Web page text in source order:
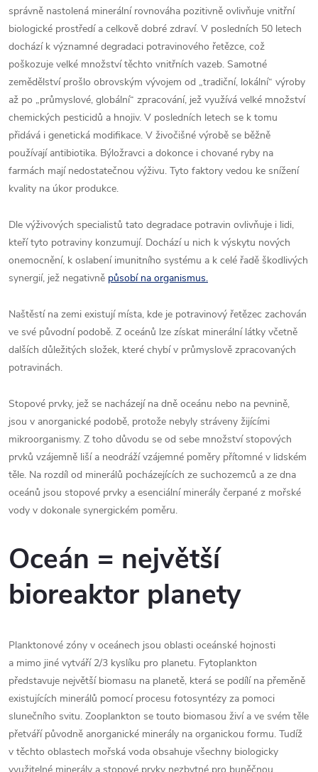
správně nastolená minerální rovnováha pozitivně ovlivňuje vnitřní
biologické prostředí a celkově dobré zdraví. V posledních 50 letech
dochází k významné degradaci potravinového řetězce, což
poškozuje velké množství těchto vnitřních vazeb. Samotné
zemědělství prošlo obrovským vývojem od „tradiční, lokální“ výroby
až po „průmyslové, globální“ zpracování, jež využívá velké množství
chemických pesticidů a hnojiv. V posledních letech se k tomu
přidává i genetická modifikace. V živočišné výrobě se běžně
používají antibiotika. Býložravci a dokonce i chované ryby na
farmách mají nedostatečnou výživu. Tyto faktory vedou ke snížení
kvality na úkor produkce.
Dle výživových specialistů tato degradace potravin ovlivňuje i lidi,
kteří tyto potraviny konzumují. Dochází u nich k výskytu nových
onemocnění, k oslabení imunitního systému a k celé řadě škodlivých
synergií, jež negativně působí na organismus.
Naštěstí na zemi existují místa, kde je potravinový řetězec zachován
ve své původní podobě. Z oceánů lze získat minerální látky včetně
dalších důležitých složek, které chybí v průmyslově zpracovaných
potravinách.
Stopové prvky, jež se nacházejí na dně oceánu nebo na pevnině,
jsou v anorganické podobě, protože nebyly stráveny žijícími
mikroorganismy. Z toho důvodu se od sebe množství stopových
prvků vzájemně liší a neodráží vzájemné poměry přítomné v lidském
těle. Na rozdíl od minerálů pocházejících ze suchozemců a ze dna
oceánů jsou stopové prvky a esenciální minerály čerpané z mořské
vody v dokonale synergickém poměru.
Oceán = největší
bioreaktor planety
Planktonové zóny v oceánech jsou oblasti oceánské hojnosti
a mimo jiné vytváří 2/3 kyslíku pro planetu. Fytoplankton
představuje největší biomasu na planetě, která se podílí na přeměně
existujících minerálů pomocí procesu fotosyntézy za pomoci
slunečního svitu. Zooplankton se touto biomasou živí a ve svém těle
přetváří původně anorganické minerály na organickou formu. Tudíž
v těchto oblastech mořská voda obsahuje všechny biologicky
využitelné minerály a stopové prvky nezbytné pro buněčnou